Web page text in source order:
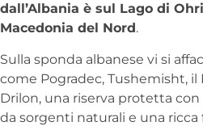
dall’Albania è sul Lago di
Macedonia del Nord .
Sulla sponda albanese vi si
come Pogradec, Tushemisht, il
Drilon, una riserva protetta con
da sorgenti naturali e una ricca